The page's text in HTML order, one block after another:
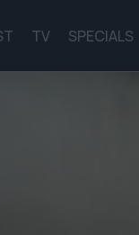
TV SPECIALS